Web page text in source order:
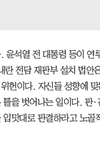
윤석열 전 대통령 등이 연
란 전담 재판부 설치 법안
헌이다. 자신들 성향에 맞
을 벗어나는 일이다. 판·
맛대로 판결하라고 노골